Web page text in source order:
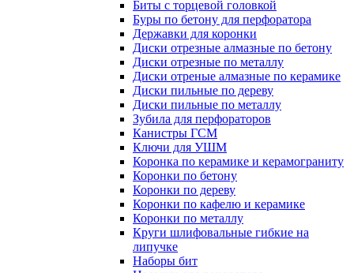
Биты с торцевой головкой
Буры по бетону для перфоратора
Державки для коронки
Диски отрезные алмазные по бетону
Диски отрезные по металлу
Диски отреные алмазные по керамике
Диски пильные по дереву
Диски пильные по металлу
Зубила для перфораторов
Канистры ГСМ
Ключи для УШМ
Коронка по керамике и керамограниту
Коронки по бетону
Коронки по дереву
Коронки по кафелю и керамике
Коронки по металлу
Круги шлифовальные гибкие на
липучке
Наборы бит